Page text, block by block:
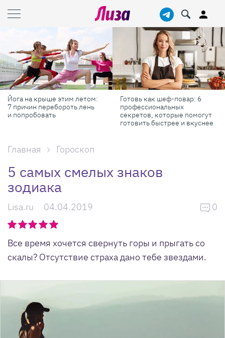
Йога на крыше этим летом:
7 причин перебороть лень
и попробовать
Готовь как шеф-повар: 6
профессиональных
секретов, которые помогут
готовить быстрее и вкуснее
Главная Гороскоп
5 самых смелых знаков
зодиака
Lisa.ru 04.04.2019 0
Все время хочется свернуть горы и прыгать со
скалы? Отсутствие страха дано тебе звездами.